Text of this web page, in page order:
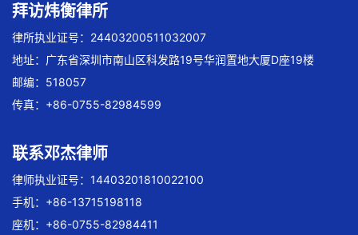
拜访炜衡律所
律所执业证号：24403200511032007
地址：广东省深圳市南山区科发路19号华润置地大厦D座19楼
邮编：518057
传真：+86-0755-82984599
联系邓杰律师
律师执业证号：14403201810022100
手机：+86-13715198118
座机：+86-0755-82984411